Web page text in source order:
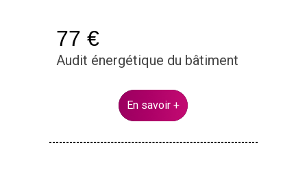
77 €
Audit énergétique du bâtiment
En savoir +